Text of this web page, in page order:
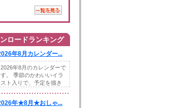
ロードランキング
年8月カレンダー...
2026年8月のカレンダーで
す。 季節のかわいいイラ
スト入りで、予定を描き
年★8月★おしゃ...